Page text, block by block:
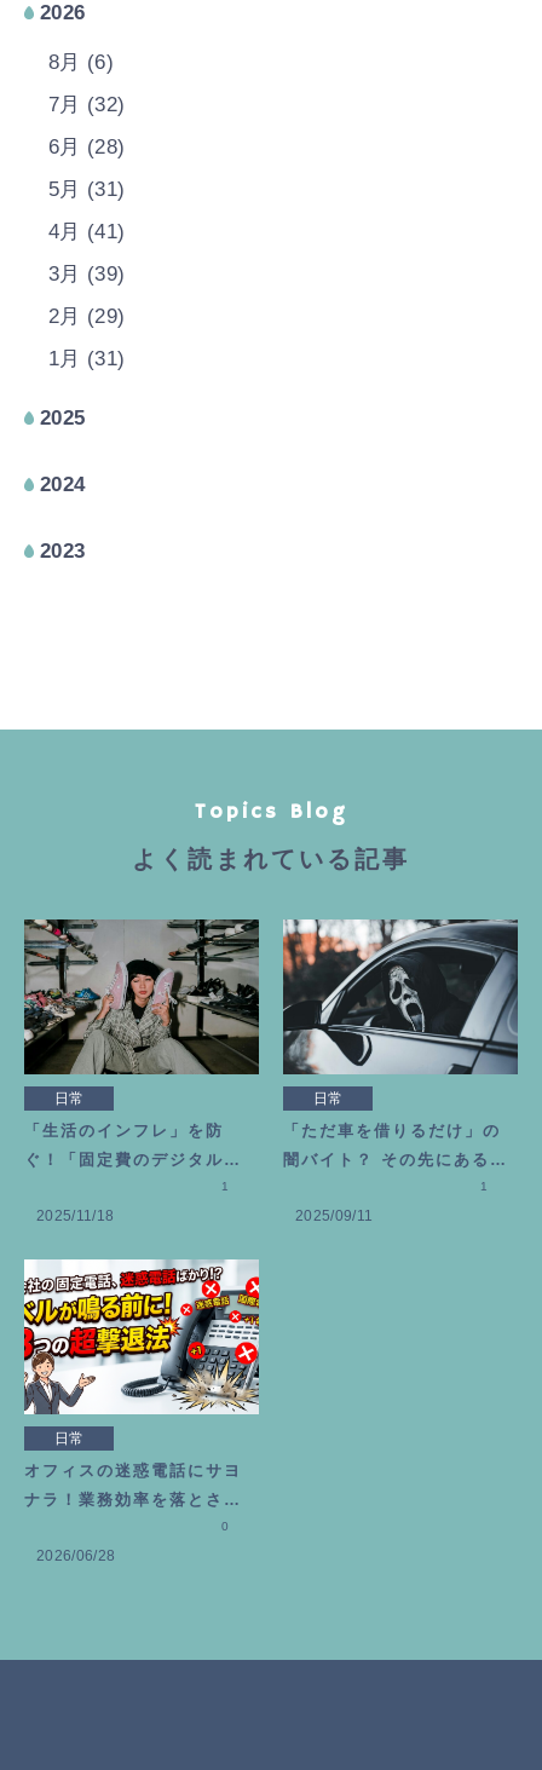
2026
8月 (6)
7月 (32)
6月 (28)
5月 (31)
4月 (41)
3月 (39)
2月 (29)
1月 (31)
2025
2024
2023
Topics Blog
よく読まれている記事
日常
「生活のインフレ」を防
ぐ！「固定費のデジタル断
2025/11/18
1
日常
「ただ車を借りるだけ」の
闇バイト？ その先にある恐
2025/09/11
1
日常
オフィスの迷惑電話にサヨ
ナラ！業務効率を落とさな
2026/06/28
0